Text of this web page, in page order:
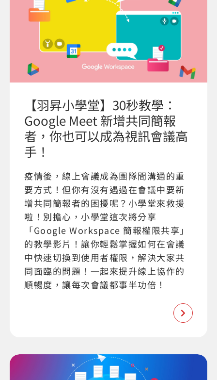
【羽昇小學堂】30秒教學：
Google Meet 新增共同簡報
者，你也可以成為視訊會議高
手！
疫情後，線上會議成為團隊間溝通的重
要方式！但你有沒有遇過在會議中要新
增共同簡報者的困擾呢？小學堂來救援
啦！別擔心，小學堂這次將分享
「Google Workspace 簡報權限共享」
的教學影片！讓你輕鬆掌握如何在會議
中快速切換到使用者權限，解決大家共
同面臨的問題！一起來提升線上協作的
順暢度，讓每次會議都事半功倍！